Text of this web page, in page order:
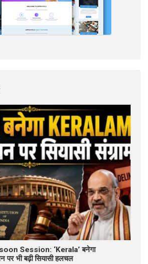
Session: ‘Kerala’ बनेगा
पर भी बढ़ी सियासी हलचल